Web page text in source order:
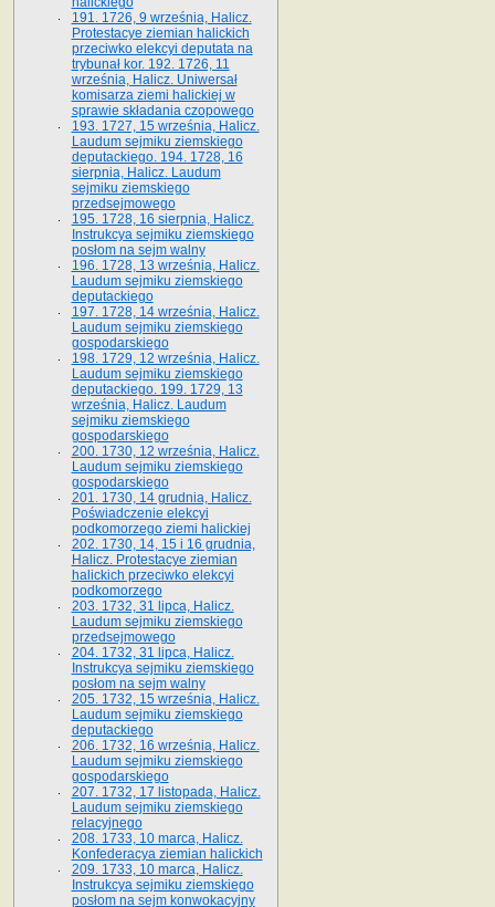
191. 1726, 9 września, Halicz.
Protestacye ziemian halickich
przeciwko elekcyi deputata na
trybunał kor. 192. 1726, 11
września, Halicz. Uniwersał
komisarza ziemi halickiej w
sprawie składania czopowego
193. 1727, 15 września, Halicz.
Laudum sejmiku ziemskiego
deputackiego. 194. 1728, 16
sierpnia, Halicz. Laudum
sejmiku ziemskiego
przedsejmowego
195. 1728, 16 sierpnia, Halicz.
Instrukcya sejmiku ziemskiego
posłom na sejm walny
196. 1728, 13 września, Halicz.
Laudum sejmiku ziemskiego
deputackiego
197. 1728, 14 września, Halicz.
Laudum sejmiku ziemskiego
gospodarskiego
198. 1729, 12 września, Halicz.
Laudum sejmiku ziemskiego
deputackiego. 199. 1729, 13
września, Halicz. Laudum
sejmiku ziemskiego
gospodarskiego
200. 1730, 12 września, Halicz.
Laudum sejmiku ziemskiego
gospodarskiego
201. 1730, 14 grudnia, Halicz.
Poświadczenie elekcyi
podkomorzego ziemi halickiej
202. 1730, 14, 15 i 16 grudnia,
Halicz. Protestacye ziemian
halickich przeciwko elekcyi
podkomorzego
203. 1732, 31 lipca, Halicz.
Laudum sejmiku ziemskiego
przedsejmowego
204. 1732, 31 lipca, Halicz.
Instrukcya sejmiku ziemskiego
posłom na sejm walny
205. 1732, 15 września, Halicz.
Laudum sejmiku ziemskiego
deputackiego
206. 1732, 16 września, Halicz.
Laudum sejmiku ziemskiego
gospodarskiego
207. 1732, 17 listopada, Halicz.
Laudum sejmiku ziemskiego
relacyjnego
208. 1733, 10 marca, Halicz.
Konfederacya ziemian halickich­
209. 1733, 10 marca, Halicz.
Instrukcya sejmiku ziemskiego
posłom na sejm konwokacyjny